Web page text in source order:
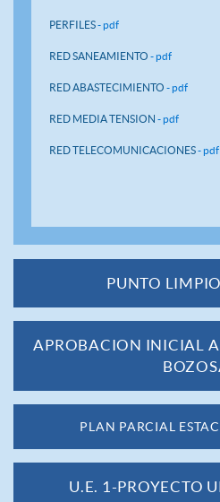
PERFILES- pdf
RED SANEAMIENTO - pdf
RED ABASTECIMIENTO - pdf
RED MEDIA TENSION - pdf
RED TELECOMUNICACIONES- pdf
PUNTO
APROBACION INICIAL
PLAN PARCIAL
U.E. 1-PROYECTO